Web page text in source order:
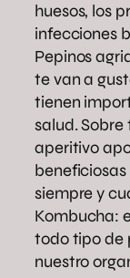
huesos, los
infecciones
Pepinos
te van a
tienen
salud.
aperitivo
siempre y
Kombucha:
todo tipo de
nuestro